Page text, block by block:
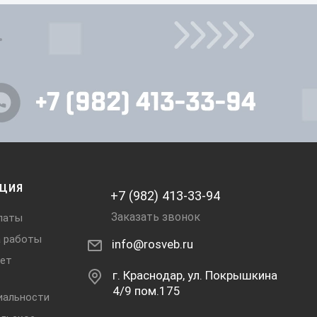
работы
+7 (982) 413-33-94
Заказать звонок
info@rosveb.ru
г. Краснодар, ул. Покрышкина
4/9 пом.175